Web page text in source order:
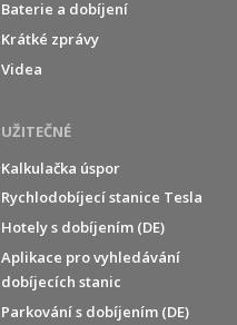
Baterie a dobíjení
Krátké zprávy
Videa
UŽITEČNÉ
Kalkulačka úspor
Rychlodobíjecí stanice Tesla
Hotely s dobíjením (DE)
Aplikace pro vyhledávání
dobíjecích stanic
Parkování s dobíjením (DE)